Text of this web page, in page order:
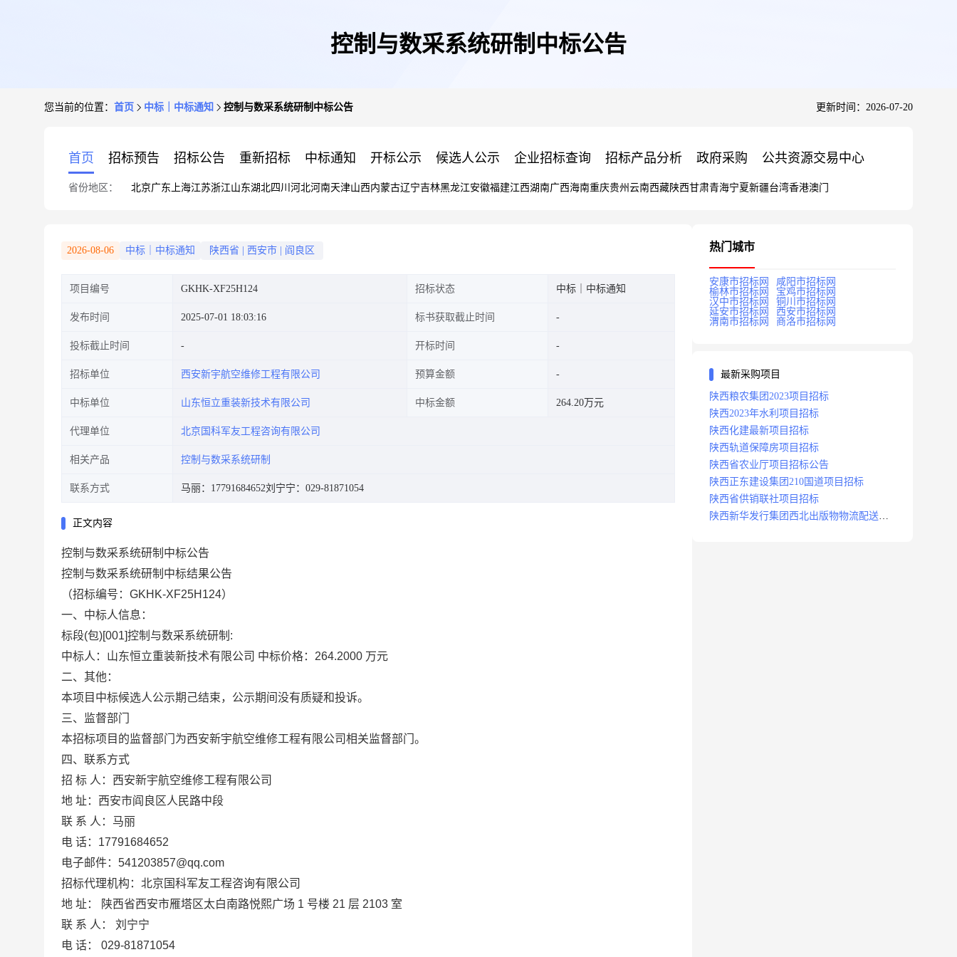
控制与数采系统研制中标公告
您当前的位置： 首页 中标｜中标通知 控制与数采系统研制中标公告 更新时间：2026-07-20
首页 招标预告 招标公告 重新招标 中标通知 开标公示 候选人公示 企业招标查询 招标产品分析 政府采购 公共资源交易中心
省份地区： 北京广东 上海江苏浙江山东湖北四川 河北河南天津山西内蒙古辽宁吉林黑龙江安徽福建江西湖南广西海南重庆贵州 云南西藏陕西甘肃青海宁夏新疆台湾香港澳门
2026-08-06 中标｜中标通知 陕西省 西安市 阎良区
项目编号 GKHK-XF25H124 招标状态 中标｜中标通知
发布时间 2025-07-01 18:03:16 标书获取截止时间
投标截止时间 开标时间
招标单位 西安新宇航空维修工程有限公司 预算金额
中标单位 山东恒立重装新技术有限公司 中标金额 264.20万元
代理单位 北京国科军友工程咨询有限公司
相关产品 控制与数采系统研制
联系方式 马丽：17791684652刘宁宁：029-81871054
正文内容
控制与数采系统研制中标公告
控制与数采系统研制中标结果公告
（招标编号： GKHK-XF25H124）
一、中标人信息：
标段(包)[001]控制与数采系统研制:
中标人：山东恒立重装新技术有限公司 中标价格： 264.2000 万元
二、其他：
本项目中标候选人公示期己结束，公示期间没有质疑和投诉。
三、监督部门
本招标项目的监督部门为西安新宇航空维修工程有限公司相关监督部门 。
四、联系方式
招 标 人： 西安新宇航空维修工程有限公司
地 址： 西安市阎良区人民路中段
联 系 人： 马丽
电 话： 17791684652
电子邮件： 541203857@qq.com
招标代理机构： 北京国科军友工程咨询有限公司
地 址： 陕西省西安市雁塔区太白南路悦熙广场 1 号楼 21 层 2103 室
联 系 人：
刘宁宁
电 话： 029-81871054
热门城市
安康市招标网
咸阳市招标网
榆林市招标网
宝鸡市招标网
汉中市招标网
铜川市招标网
延安市招标网
西安市招标网
渭南市招标网
商洛市招标网
最新采购项目
陕西粮农集团2023项目招标
陕西2023年水利项目招标
陕西化建最新项目招标
陕西轨道保障房项目招标
陕西省农业厅项目招标公告
陕西正东建设集团210国道项目招标
陕西省供销联社项目招标
陕西新华发行集团西北出版物物流配送中